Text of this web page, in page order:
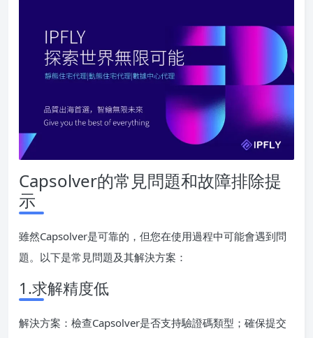
Capsolver的常見問題和故障排除提
示
雖然Capsolver是可靠的，但您在使用過程中可能會遇到問
題。以下是常見問題及其解決方案：
1.求解精度低
解決方案：檢查Capsolver是否支持驗證碼類型；確保提交